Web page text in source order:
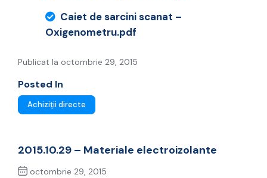
Caiet de sarcini scanat –
Oxigenometru.pdf
Publicat la octombrie 29, 2015
Posted In
Achiziții directe
2015.10.29 – Materiale electroizolante
octombrie 29, 2015